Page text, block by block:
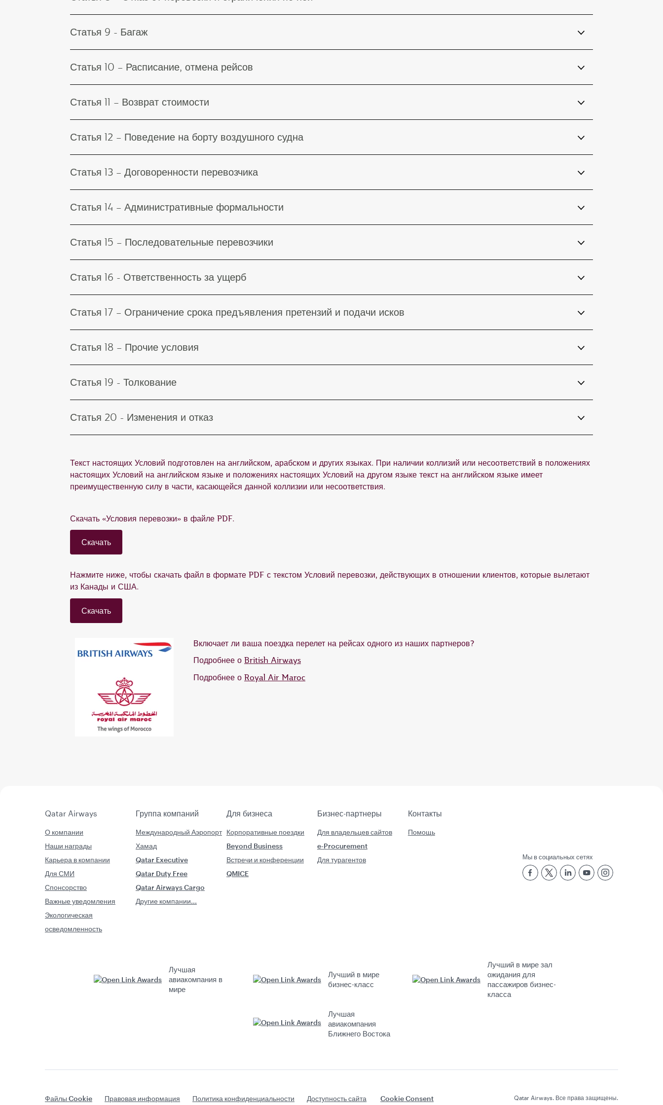
Статья 9 - Багаж
Статья 10 – Расписание, отмена рейсов
Статья 11 – Возврат стоимости
Статья 12 – Поведение на борту воздушного судна
Статья 13 – Договоренности перевозчика
Статья 14 – Административные формальности
Статья 15 – Последовательные перевозчики
Статья 16 - Ответственность за ущерб
Статья 17 – Ограничение срока предъявления претензий и подачи исков
Статья 18 – Прочие условия
Статья 19 - Толкование
Статья 20 - Изменения и отказ
Текст настоящих Условий подготовлен на английском, арабском и других языках. При наличии коллизий или несоответствий в положениях
настоящих Условий на английском языке и положениях настоящих Условий на другом языке текст на английском языке имеет
преимущественную силу в части, касающейся данной коллизии или несоответствия.
Скачать «Условия перевозки» в файле PDF.
Скачать
Нажмите ниже, чтобы скачать файл в формате PDF с текстом Условий перевозки, действующих в отношении клиентов, которые вылетают
из Канады и США.
Скачать
Включает ли ваша поездка перелет на рейсах одного из наших партнеров?
Подробнее о British Airways
Подробнее о Royal Air Maroc
Qatar Airways Группа компаний Для бизнеса Бизнес-партнеры Контакты
О компании
Наши награды
Карьера в компании
Для СМИ
Спонсорство
Важные уведомления
Экологическая
осведомленность
Международный Аэропорт
Хамад
Qatar Executive
Qatar Duty Free
Qatar Airways Cargo
Другие компании...
Корпоративные поездки
Beyond Business
Встречи и конференции
QMICE
Для владельцев сайтов
e-Procurement
Для турагентов
Помощь
Мы в социальных сетях
Лучшая
авиакомпания в
мире
Лучший в мире
бизнес-класс
Лучший в мире зал
ожидания для
пассажиров бизнес-
класса
Лучшая
авиакомпания
Ближнего Востока
Файлы Cookie Правовая информация Политика конфиденциальности Доступность сайта Cookie Consent Qatar Airways. Все права защищены.